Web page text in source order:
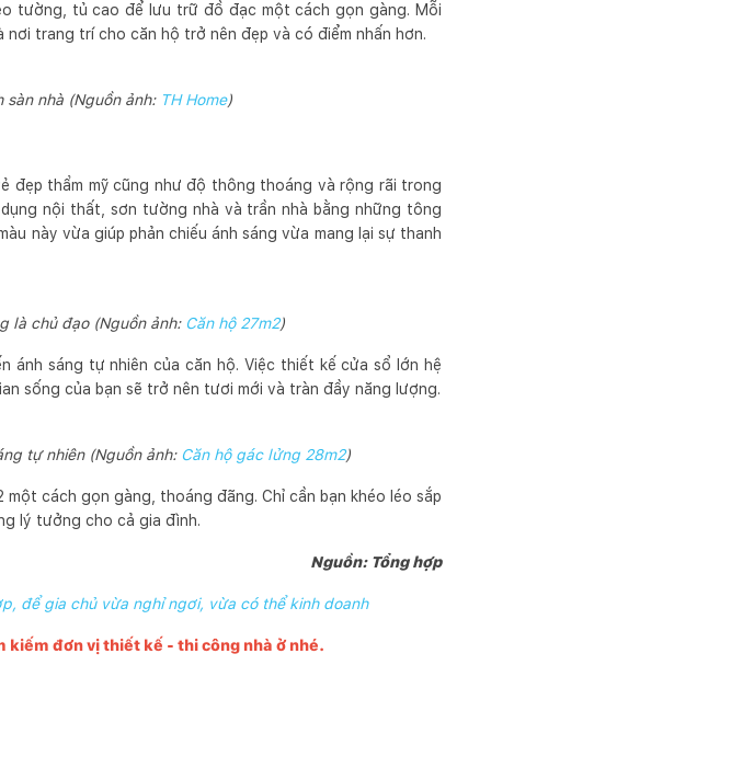
tường, tủ cao để lưu trữ đồ đạc một cách gọn gàng. Mỗi
trang trí cho căn hộ trở nên đẹp và có điểm nhấn hơn.
nhà (Nguồn ảnh: TH Home)
đẹp thẩm mỹ cũng như độ thông thoáng và rộng rãi trong
nội thất, sơn tường nhà và trần nhà bằng những tông
này vừa giúp phản chiếu ánh sáng vừa mang lại sự thanh
là chủ đạo (Nguồn ảnh: Căn hộ 27m2)
ánh sáng tự nhiên của căn hộ. Việc thiết kế cửa sổ lớn hệ
sống của bạn sẽ trở nên tươi mới và tràn đầy năng lượng.
tự nhiên (Nguồn ảnh: Căn hộ gác lửng 28m2)
cách gọn gàng, thoáng đãng. Chỉ cần bạn khéo léo sắp
lý tưởng cho cả gia đình.
Nguồn: Tổng hợp
để gia chủ vừa nghỉ ngơi, vừa có thể kinh doanh
đơn vị thiết kế - thi công nhà ở nhé.